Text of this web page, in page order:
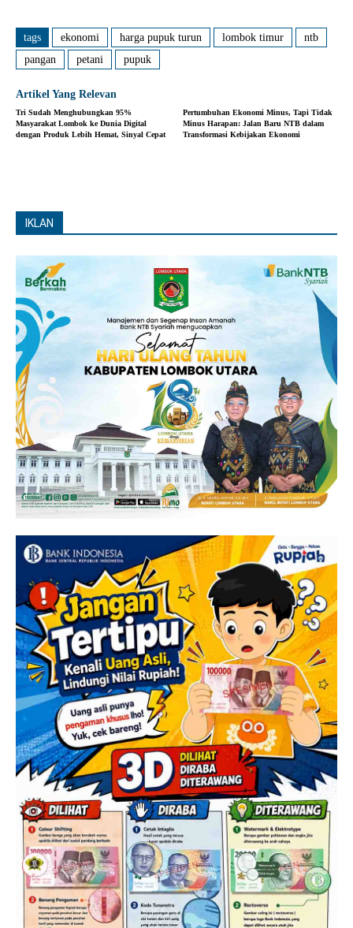
tags ekonomi harga pupuk turun lombok timur
ntb
pangan
petani pupuk
Artikel Yang Relevan
Tri Sudah Menghubungkan 95%
Masyarakat Lombok ke Dunia Digital
dengan Produk Lebih Hemat, Sinyal Cepat
Pertumbuhan Ekonomi Minus, Tapi Tidak
Minus Harapan: Jalan Baru NTB dalam
Transformasi Kebijakan Ekonomi
IKLAN